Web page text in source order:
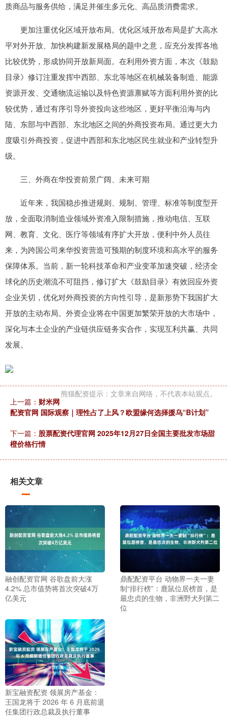
质商品与服务供给，满足并催生多元化、高品质消费需求。
更加注重优化区域开放布局。优化区域开放布局是扩大高水
平对外开放、加快构建新发展格局的题中之意，应充分发挥各地
比较优势，形成协同开放新局面。在利用外资方面，本次《鼓励
目录》修订注重发挥中西部、东北等地区在机械装备制造、能源
资源开发、交通物流运输以及特色资源禀赋等方面利用外资的比
较优势，通过有序引导外资投向这些地区，更好平衡沿海与内
陆、东部与中西部、东北地区之间的外商投资布局。通过更大力
度吸引外商投资，促进中西部和东北地区民生就业和产业转型升
级。
三、外商在华投资前景广阔、未来可期
近年来，我国稳步推进规则、规制、管理、标准等制度型开
放，全面取消制造业领域外资准入限制措施，推动电信、互联
网、教育、文化、医疗等领域有序扩大开放，便利中外人员往
来，为跨国公司来华投资营造可预期的制度环境和高水平的服务
保障体系。当前，新一轮科技革命和产业变革加速突破，经济全
球化的历史潮流不可阻挡，修订扩大《鼓励目录》有效回应外资
企业关切，优化对外商投资的方向性引导，是新形势下我国扩大
开放的主动布局。外资企业将在中国更加繁荣开放的大市场中，
深化与本土企业的产业链供应链务实合作，实现互利共赢、共同
发展。
熊猫配资提示：文章来自网络，不代表本站观点。
上一篇： 财米网
配资官网 国际观察｜理性占了上风？欧盟缘何选择援乌“B计划”
下一篇： 股票配资代理官网 2025年12月27日全国主要批发市场甜
橙价格行情
相关文章
融创配资官网 谷歌盘前大涨
4.2% 总市值势将首次突破4万
亿美元
鼎配配资平台 动物界一夫一妻
制“排行榜”：鹿鼠位居榜首，是
最忠贞的生物，非洲野犬列第二
位
新宝融资配资 领展房产基金：
王国龙将于 2026 年 6 月底前退
任集团行政总裁及执行董事